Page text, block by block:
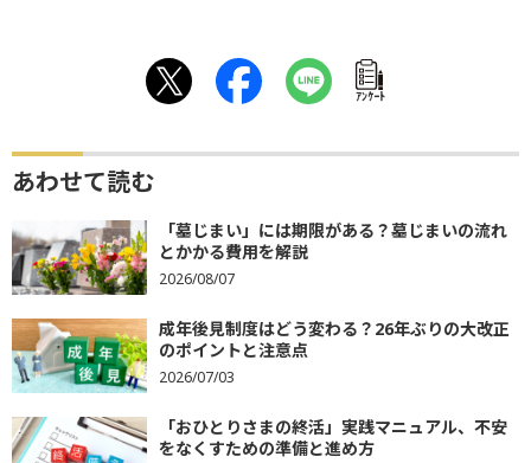
ｱﾝｹｰﾄ
あわせて読む
「墓じまい」には期限がある？墓じまいの流れ
とかかる費用を解説
2026/08/07
成年後見制度はどう変わる？26年ぶりの大改正
のポイントと注意点
2026/07/03
「おひとりさまの終活」実践マニュアル、不安
をなくすための準備と進め方